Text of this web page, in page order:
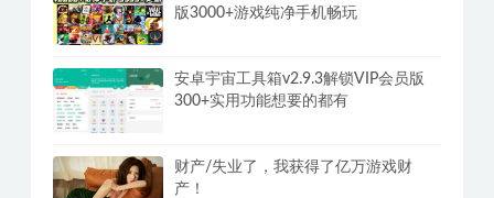
版3000+游戏纯净手机畅玩
安卓宇宙工具箱v2.9.3解锁VIP会员版
300+实用功能想要的都有
财产/失业了，我获得了亿万游戏财
产！